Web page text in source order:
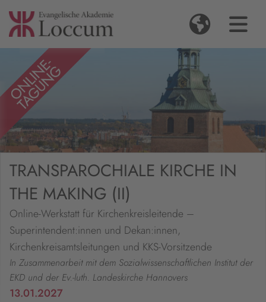
TRANSPAROCHIALE KIRCHE IN
THE MAKING (II)
Online-Werkstatt für Kirchenkreisleitende –
Superintendent:innen und Dekan:innen,
Kirchenkreisamtsleitungen und KKS-Vorsitzende
In Zusammenarbeit mit dem Sozialwissenschaftlichen Institut der
EKD und der Ev.-luth. Landeskirche Hannovers
13.01.2027